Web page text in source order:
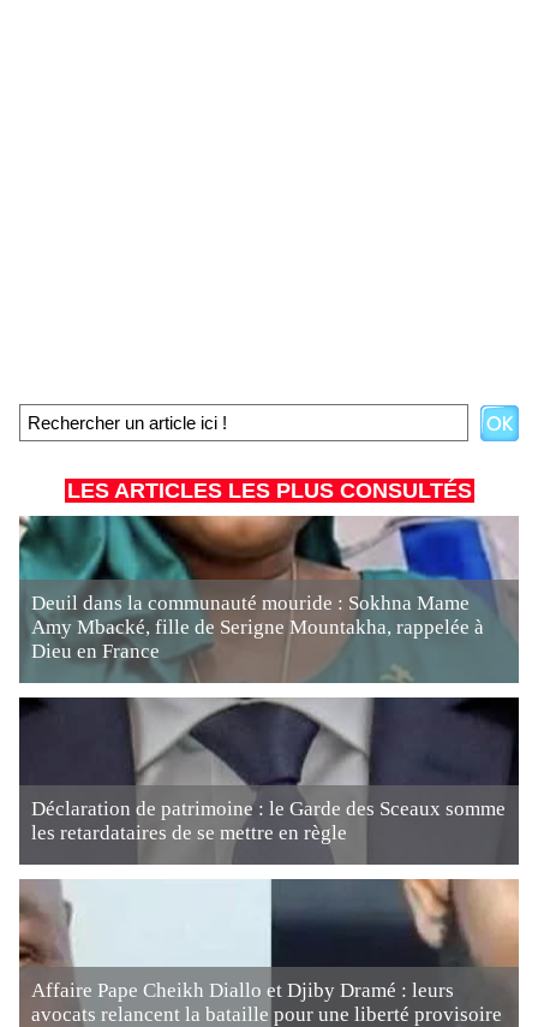
LES ARTICLES LES PLUS CONSULTÉS
Deuil dans la communauté mouride : Sokhna Mame
Amy Mbacké, fille de Serigne Mountakha, rappelée à
Dieu en France
Déclaration de patrimoine : le Garde des Sceaux somme
les retardataires de se mettre en règle
Affaire Pape Cheikh Diallo et Djiby Dramé : leurs
avocats relancent la bataille pour une liberté provisoire